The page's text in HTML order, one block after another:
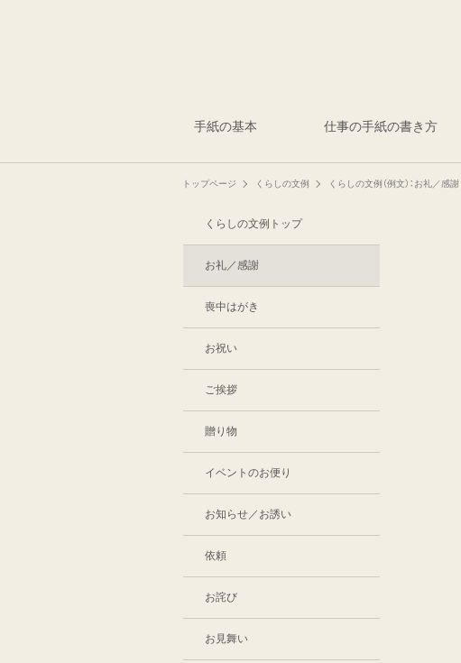
手紙の基本 仕事の手紙の書き方
トップページ くらしの文例 くらしの文例（例文）：お礼／感謝
くらしの文例トップ
お礼／感謝
喪中はがき
お祝い
ご挨拶
贈り物
イベントのお便り
お知らせ／お誘い
依頼
お詫び
お見舞い